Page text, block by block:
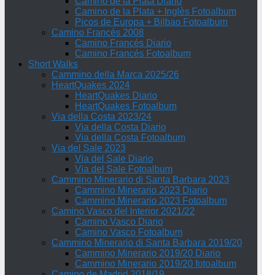
Camino de la Plata + Inglès Fotoalbum
Picos de Europa + Bilbao Fotoalbum
Camino Francés 2008
Camino Francés Diario
Camino Francés Fotoalbum
Short Walks
Cammino della Marca 2025/26
HeartQuakes 2024
HeartQuakes Diario
HeartQuakes Fotoalbum
Via della Costa 2023/24
Via della Costa Diario
Via della Costa Fotoalbum
Via del Sale 2023
Via del Sale Diario
Via del Sale Fotoalbum
Cammino Minerario di Santa Barbara 2023
Cammino Minerario 2023 Diario
Cammino Minerario 2023 Fotoalbum
Camino Vasco del Interior 2021/22
Camino Vasco Diario
Camino Vasco Fotoalbum
Cammino Minerario di Santa Barbara 2019/20
Cammino Minerario 2019/20 Diario
Cammino Minerario 2019/20 fotoalbum